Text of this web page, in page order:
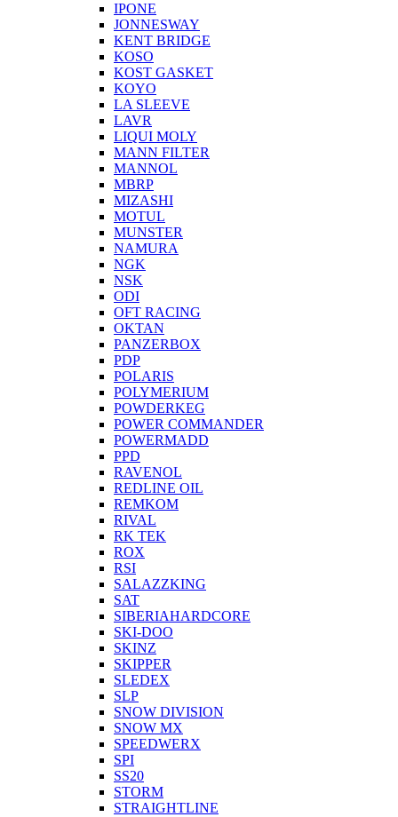
IPONE
JONNESWAY
KENT BRIDGE
KOSO
KOST GASKET
KOYO
LA SLEEVE
LAVR
LIQUI MOLY
MANN FILTER
MANNOL
MBRP
MIZASHI
MOTUL
MUNSTER
NAMURA
NGK
NSK
ODI
OFT RACING
OKTAN
PANZERBOX
PDP
POLARIS
POLYMERIUM
POWDERKEG
POWER COMMANDER
POWERMADD
PPD
RAVENOL
REDLINE OIL
REMKOM
RIVAL
RK TEK
ROX
RSI
SALAZZKING
SAT
SIBERIAHARDCORE
SKI-DOO
SKINZ
SKIPPER
SLEDEX
SLP
SNOW DIVISION
SNOW MX
SPEEDWERX
SPI
SS20
STORM
STRAIGHTLINE